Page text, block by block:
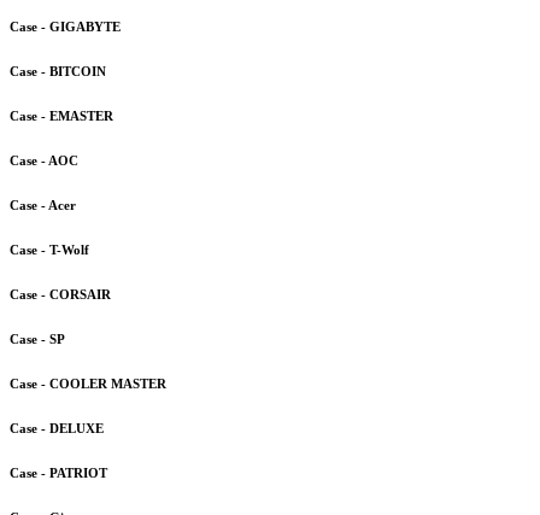
Case - GIGABYTE
Case - BITCOIN
Case - EMASTER
Case - AOC
Case - Acer
Case - T-Wolf
Case - CORSAIR
Case - SP
Case - COOLER MASTER
Case - DELUXE
Case - PATRIOT